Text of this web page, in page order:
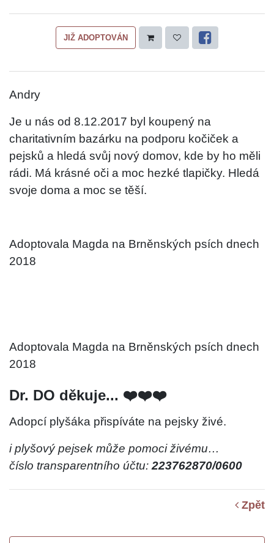
JIŽ ADOPTOVÁN
Andry
Je u nás od 8.12.2017 byl koupený na
charitativním bazárku na podporu kočiček a
pejsků a hledá svůj nový domov, kde by ho měli
rádi. Má krásné oči a moc hezké tlapičky. Hledá
svoje doma a moc se těší.
Adoptovala Magda na Brněnských psích dnech
2018
Adoptovala Magda na Brněnských psích dnech
2018
Dr. DO děkuje... ❤️❤️❤️
Adopcí plyšáka přispíváte na pejsky živé.
i plyšový pejsek může pomoci živému…
číslo transparentního účtu:223762870/0600
Zpět